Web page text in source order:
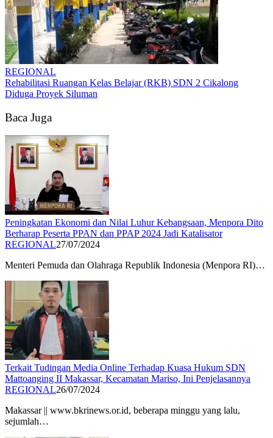
REGIONAL
Rehabilitasi Ruangan Kelas Belajar (RKB) SDN 2 Cikalong
Diduga Proyek Siluman
Baca Juga
Peningkatan Ekonomi dan Nilai Luhur Kebangsaan, Menpora Dito
Berharap Peserta PPAN dan PPAP 2024 Jadi Katalisator
REGIONAL27/07/2024
Menteri Pemuda dan Olahraga Republik Indonesia (Menpora RI)…
Terkait Tudingan Media Online Terhadap Kuasa Hukum SDN
Mattoanging II Makassar, Kecamatan Mariso, Ini Penjelasannya
REGIONAL26/07/2024
Makassar || www.bkrinews.or.id, beberapa minggu yang lalu,
sejumlah…